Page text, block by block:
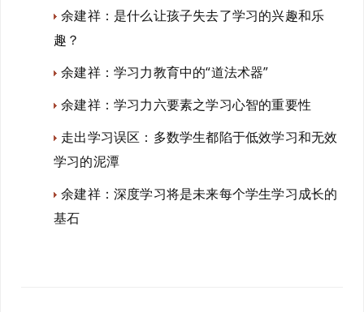
余建祥：是什么让孩子失去了学习的兴趣和乐
趣？
余建祥：学习力教育中的“道法术器”
余建祥：学习力六要素之学习心智的重要性
走出学习误区：多数学生都陷于低效学习和无效
学习的泥潭
余建祥：深度学习将是未来每个学生学习成长的
基石